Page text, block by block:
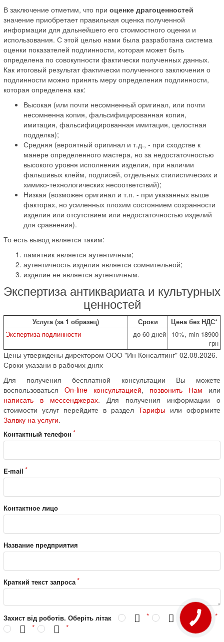
В заключение отметим, что при оценке драгоценностей
значение приобретает правильная оценка полученной
информации для дальнейшего его стоимостного оценки и
использования. С этой целью нами была разработана система
оценки показателей подлинности, которая может быть
определена по совокупности фактически полученных данных.
Как итоговый результат фактически полученного заключения о
подлинности можно принять меру определения подлинности,
которая определена как:
Высокая (или почти несомненный оригинал, или почти
несомненна копия, фальсифицированная копия,
имитация, фальсифицированная имитация, целостная
подделка);
Средняя (вероятный оригинал и т.д., - при сходстве к
манере определенного мастера, но за недостаточностью
высокого уровня исполнения изделия, при наличии
фальшивых клейм, подписей, отдельных стилистических и
химико-технологических несоответствий);
Низкая (возможен оригинал и т.п. - при указанных выше
факторах, но усиленных плохим состоянием сохранности
изделия или отсутствием или недостаточностью изделий
для сравнения).
То есть вывод является таким:
памятник является аутентичным;
аутентичность изделия является сомнительной;
изделие не является аутентичным.
Экспертиза антиквариата и культурных
ценностей
Услуга (за 1 образец) Сроки
Цена без НДС*
Экспертиза подлинности
до 60 дней
10%, min 18900
грн
Цены утверждены директором ООО "Ин Консалтинг" 02.08.2026.
Сроки указани в рабочих днях
Для получения бесплатной консультации Вы можете
воспользоваться On-line консультацией, позвонить Нам или
написать в мессенджерах. Для получения информации о
стоимости услуг перейдите в раздел Тарифы или оформите
Заявку на услуги.
Контактный телефон
E-mail
Контактное лицо
Название предприятия
Краткий текст запроса
Захист від роботів. Оберіть літак